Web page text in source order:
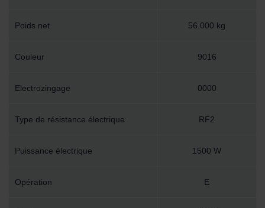
Poids net 56.000 kg
Couleur 9016
Electrozingage 0000
Type de résistance électrique RF2
Puissance électrique 1500 W
Opération E